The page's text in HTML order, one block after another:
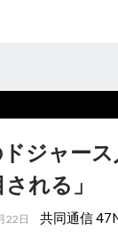
ジャー
れる」
22日 共同通信